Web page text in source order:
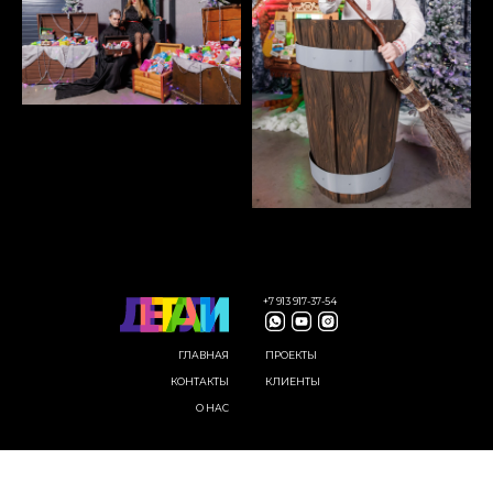
ГЛАВНАЯ
КОНТАКТЫ
О НАС
ПРОЕКТЫ
КЛИЕНТЫ
+7 913 917-37-54